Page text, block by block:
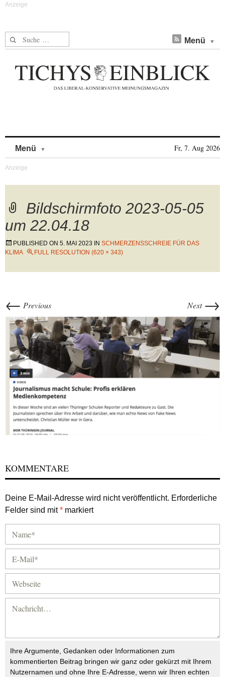
Suche nach: Menü
Menü Fr, 7. Aug 2026
Bildschirmfoto 2023-05-05
um 22.04.18
PUBLISHED ON 5. MAI 2023 IN SCHMERZENSSCHREIE FÜR DAS
KLIMA
FULL RESOLUTION (620 × 343)
← Previous Next →
KOMMENTARE
Deine E-Mail-Adresse wird nicht veröffentlicht. Erforderliche
Felder sind mit* markiert
Ihre Argumente, Gedanken oder Informationen zum
kommentierten Beitrag bringen wir ganz oder gekürzt mit Ihrem
Nutzernamen und ohne Ihre E-Adresse, wenn wir Ihren echten